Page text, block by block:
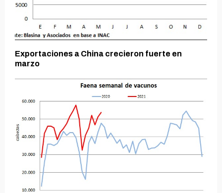
Exportaciones a China crecieron fuerte en
marzo